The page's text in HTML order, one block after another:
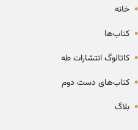
• خانه
• کتاب‌ها
• کاتالوگ انتشارات طه
• کتاب‌های دست دوم
• بلاگ